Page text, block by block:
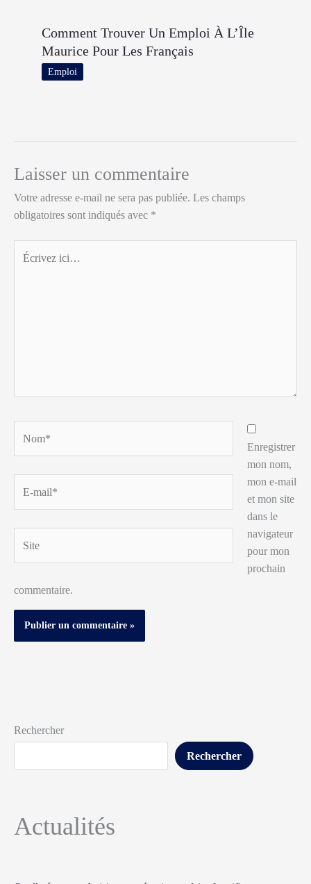
Comment Trouver Un Emploi À L’Île
Maurice Pour Les Français
Emploi
Laisser un commentaire
Votre adresse e-mail ne sera pas publiée. Les champs
obligatoires sont indiqués avec *
ici…
mail*
Enregistrer
mon nom,
mon e-mail
et mon site
dans le
navigateur
pour mon
prochain
commentaire.
Rechercher
Rechercher
Actualités